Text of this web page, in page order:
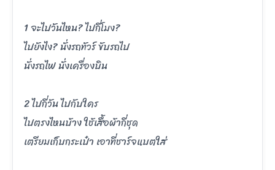
1 จะไปวันไหน? ไปกี่โมง?
ไปยังไง? นั่งรถทัวร์ ขับรถไป
นั่งรถไฟ นั่งเครื่องบิน
2 ไปกี่วัน ไปกับใคร
ไปตรงไหนบ้าง ใช้เสื้อผ้ากี่ชุด
เตรียมเก็บกระเป๋า เอาที่ชาร์จแบตใส่